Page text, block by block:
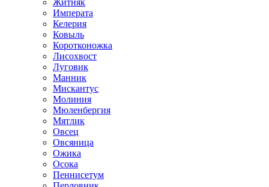
Императа
Келерия
Ковыль
Коротконожка
Лисохвост
Луговик
Манник
Мискантус
Молиния
Мюленбергия
Мятлик
Овсец
Овсяница
Ожика
Осока
Пеннисетум